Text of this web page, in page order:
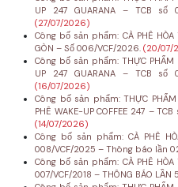
UP 247 GUARANA – TCB
(27/07/2026)
Công bố sản phẩm: CÀ PHÊ HÒA
GÒN – Số 006/VCF/2026. (20/07/
Công bố sản phẩm: THỰC PHẨM
UP 247 GUARANA – TCB
(16/07/2026)
Công bố sản phẩm: THỰC
PHÊ WAKE-UP COFFEE 247 –
(14/07/2026)
Công bố sản phẩm: CÀ PHÊ
008/VCF/2025 – Thông báo lần
Công bố sản phẩm: CÀ PHÊ HÒA
007/VCF/2018 – THÔNG BÁO LẦN 5